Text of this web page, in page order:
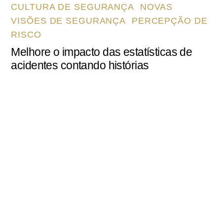
CULTURA DE SEGURANÇA
NOVAS
VISÕES DE SEGURANÇA
PERCEPÇÃO DE
RISCO
Melhore o impacto das estatísticas de
acidentes contando histórias